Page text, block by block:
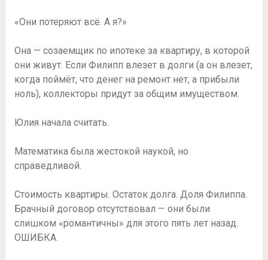
«Они потеряют всё. А я?»
Она — созаемщик по ипотеке за квартиру, в которой
они живут. Если Филипп влезет в долги (а он влезет,
когда поймёт, что денег на ремонт нет, а прибыли
ноль), коллекторы придут за общим имуществом.
Юлия начала считать.
Математика была жестокой наукой, но
справедливой.
Стоимость квартиры. Остаток долга. Доля Филиппа.
Брачный договор отсутствовал — они были
слишком «романтичны» для этого пять лет назад.
ОШИБКА.